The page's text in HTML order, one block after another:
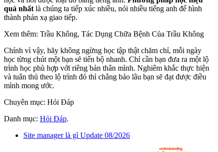
quả nhất là chúng ta tiếp xúc nhiều, nói nhiều tiếng anh để hình
thành phản xạ giao tiếp.
Xem thêm: Trầu Không, Tác Dụng Chữa Bệnh Của Trầu Không
Chính vì vậy, hãy không ngừng học tập thật chăm chỉ, mỗi ngày
học từng chút một bạn sẽ tiến bộ nhanh. Chỉ cần bạn đưa ra một lộ
trình học phù hợp với riêng bản thân mình. Nghiêm khắc thực hiện
và tuân thủ theo lộ trình đó thì chẳng bảo lâu bạn sẽ đạt được điều
mình mong ước.
Chuyên mục: Hỏi Đáp
Danh mục: Hỏi Đáp.
Site manager là gì Update 08/2026